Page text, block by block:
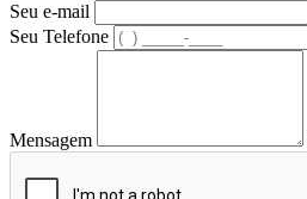
Seu e-mail
Seu Telefone
Mensagem